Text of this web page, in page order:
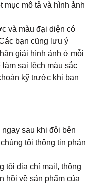
mục mô tả và hình ảnh
và màu đại diện có
bạn cũng lưu ý
giải hình ảnh ở mỗi
làm sai lệch màu sắc
kỹ trước khi bạn
sau khi đôi bên
tôi thông tin phản
tôi địa chỉ mail, thông
hồi về sản phẩm của